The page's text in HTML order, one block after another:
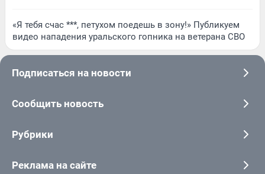
«Я тебя счас ***, петухом поедешь в зону!» Публикуем
видео нападения уральского гопника на ветерана СВО
Подписаться на новости
Сообщить новость
Рубрики
Реклама на сайте